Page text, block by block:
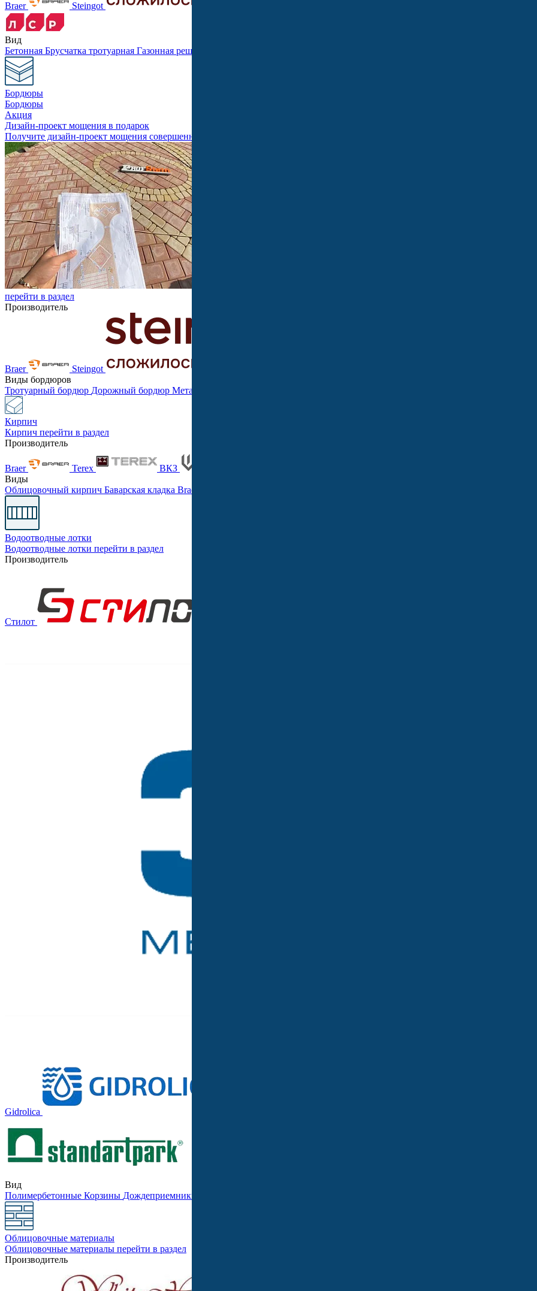
Braer Steingot
Вид
Бетонная Брусчатка тротуарная Газонная решетка
Бордюры
Бордюры
Акция
Дизайн-проект мощения в подарок
Получите дизайн-проект мощения совершенно бесплатно!
перейти в раздел
Производитель
Braer Steingot
Виды бордюров
Тротуарный бордюр Дорожный бордюр Металлический бордюр
Кирпич
Кирпич перейти в раздел
Производитель
Braer Terex ВКЗ
Виды
Облицовочный кирпич Баварская кладка Braer PRO
Водоотводные лотки
Водоотводные лотки перейти в раздел
Производитель
Стилот
Gidrolica
Вид
Полимербетонные Корзины Дождеприемники
Облицовочные материалы
Облицовочные материалы перейти в раздел
Производитель